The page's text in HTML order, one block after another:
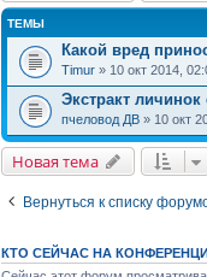
ТЕМЫ
Какой вред
Timur » 10 окт 2014,
Экстракт личинок
пчеловод ДВ » 10 окт
Новая тема
Вернуться к списку
КТО СЕЙЧАС НА